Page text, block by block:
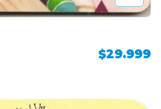
$29.999